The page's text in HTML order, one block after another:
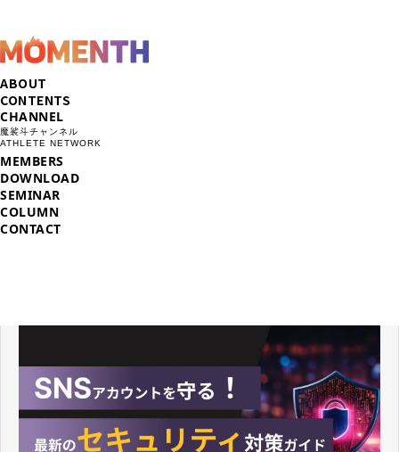
ABOUT
CONTENTS
CHANNEL
魔裟斗チャンネル
ATHLETE NETWORK
MEMBERS
DOWNLOAD
SEMINAR
COLUMN
CONTACT